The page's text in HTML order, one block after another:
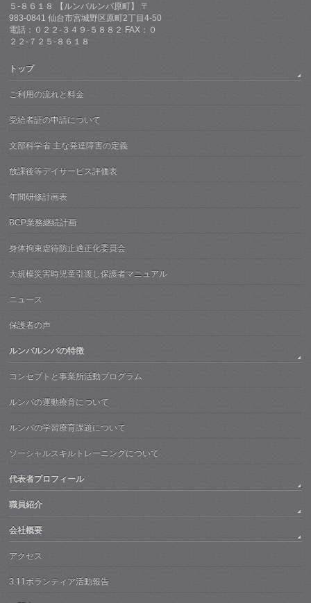
５-８６１８ 【ルンバルンバ原町】 〒
983-0841 仙台市宮城野区原町2丁目4-50
電話：０２２-３４９-５８８２ FAX：０
２２-７２５-８６１８
トップ
ご利用の流れと料金
受給者証の申請について
文部科学省 主な発達障害の定義
放課後等デイサービス評価表
年間研修計画表
BCP業務継続計画
身体拘束虐待防止適正化委員会
大規模災害時児童引渡し保護者マニュアル
ニュース
保護者の声
ルンバルンバの特徴
コンセプトと事業所活動プログラム
ルンバの運動療育について
ルンバの学習療育課題について
ソーシャルスキルトレーニングについて
代表者プロフィール
職員紹介
会社概要
アクセス
3.11ボランティア活動報告